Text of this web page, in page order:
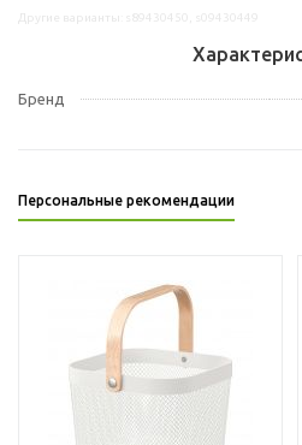
Бренд
Персональные рекомендации